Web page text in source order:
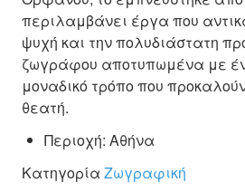
ΚΑΤΑΧΏΡΗΣΗ
ΚΟΙΝΌΤΗΤΑ
περιλαμβάνει έργα που
ψυχή και την πολυδιάστατη
ζωγράφου αποτυπωμένα με
μοναδικό τρόπο που
θεατή.
Περιοχή: Αθήνα
Κατηγορία Ζωγραφική